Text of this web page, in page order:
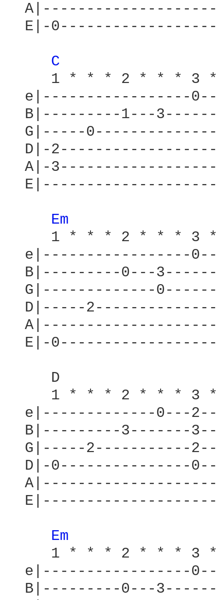
E|-
C
1 * * * 2 * * * 3
e|-----------------
B|---------1---
G|-----
D|-
A|-
Em
1 * * * 2 * * * 3
e|-----------------
B|---------0---
G|-------------
D|-----
E|-
D
1 * * * 2 * * * 3
e|-------------0---
B|---------3-------
G|-----2-----------
D|-0---------------
Em
1 * * * 2 * * * 3
e|-----------------
B|---------0---